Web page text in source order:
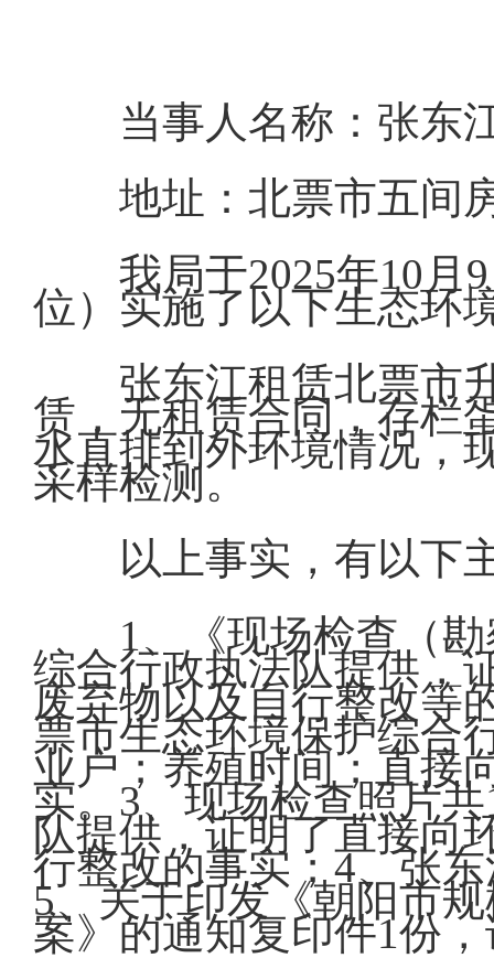
当事人名称：张东
地址：北票市五间
我局于2025年10月
位）实施了以下生态环
张东江租赁北票市
赁，无租赁合同，存栏
水直排到外环境情况，
采样检测。
以上事实，有以下
1、《现场检查（
综合行政执法队提供，
废弃物以及自行整改等
票市生态环境保护综合
业户；养殖时间；直接
实。3、现场检查照片
队提供，证明了直接向
行整改的事实；4、张
5、关于印发《朝阳市
案》的通知复印件1份